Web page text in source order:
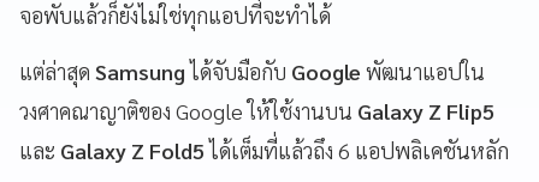
จอพับแล้วก็ยังไม่ใช่ทุกแอปที่จะทำได้
แต่ล่าสุด Samsungได้จับมือกับ Google พัฒนาแอปใน
วงศาคณาญาติของ Google ให้ใช้งานบน Galaxy Z Flip5
และ Galaxy Z Fold5ได้เต็มที่แล้วถึง 6 แอปพลิเคชันหลัก